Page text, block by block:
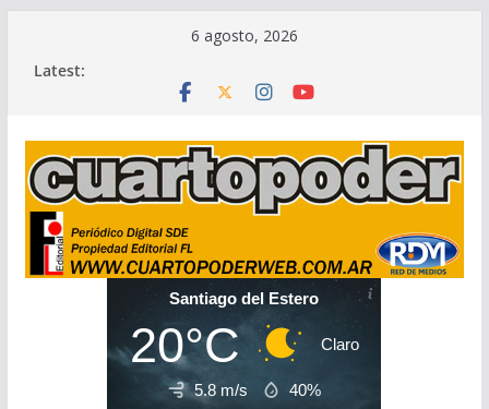
6 agosto, 2026
Latest:
Santiago del Estero
20°C Claro
5.8 m/s
40%